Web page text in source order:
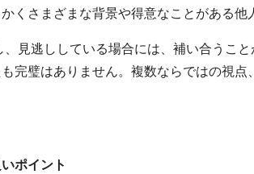
くさまざまな背景や得意なことがある
見逃ししている場合には、補い合うこと
完璧はありません。複数ならではの視
ポイント